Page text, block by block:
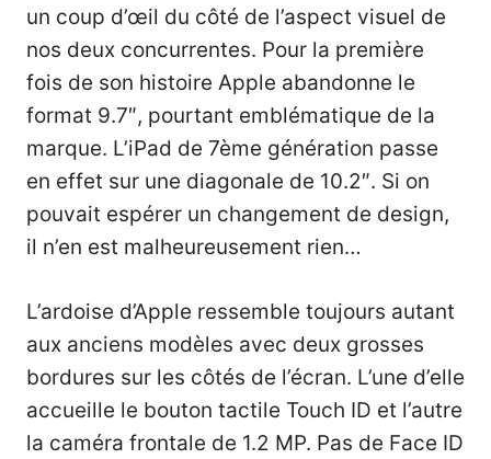
un coup d’œil du côté de l’aspect visuel de
nos deux concurrentes. Pour la première
fois de son histoire Apple abandonne le
format 9.7″, pourtant emblématique de la
marque. L’iPad de 7ème génération passe
en effet sur une diagonale de 10.2″. Si on
pouvait espérer un changement de design,
il n’en est malheureusement rien…
L’ardoise d’Apple ressemble toujours autant
aux anciens modèles avec deux grosses
bordures sur les côtés de l’écran. L’une d’elle
accueille le bouton tactile Touch ID et l’autre
la caméra frontale de 1.2 MP. Pas de Face ID